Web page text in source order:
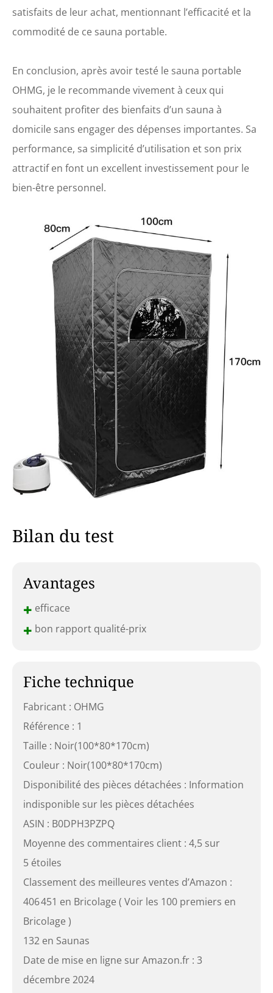
satisfaits de leur achat, mentionnant l’efficacité et la
commodité de ce sauna portable.
En conclusion, après avoir testé le sauna portable
OHMG, je le recommande vivement à ceux qui
souhaitent profiter des bienfaits d’un sauna à
domicile sans engager des dépenses importantes. Sa
performance, sa simplicité d’utilisation et son prix
attractif en font un excellent investissement pour le
bien-être personnel.
Bilan du test
Avantages
+ efficace
+ bon rapport qualité-prix
Fiche technique
Fabricant : OHMG
Référence : 1
Taille : Noir(100*80*170cm)
Couleur : Noir(100*80*170cm)
Disponibilité des pièces détachées : Information
indisponible sur les pièces détachées
ASIN : B0DPH3PZPQ
Moyenne des commentaires client : 4,5 sur
5 étoiles
Classement des meilleures ventes d’Amazon :
406 451 en Bricolage ( Voir les 100 premiers en
Bricolage )
132 en Saunas
Date de mise en ligne sur Amazon.fr : 3
décembre 2024